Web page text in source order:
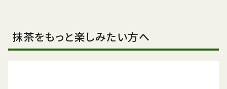
抹茶をもっと楽しみたい方へ